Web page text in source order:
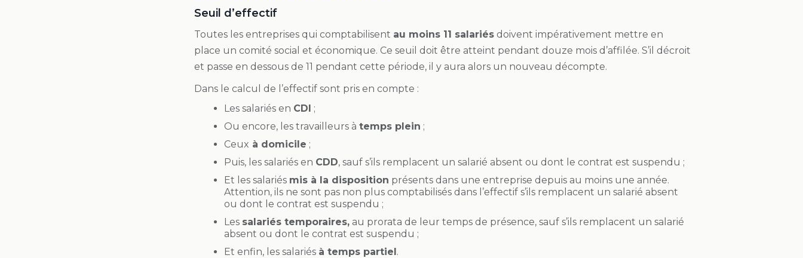
Seuil d’effectif
Toutes les entreprises qui comptabilisent au moins 11 salariés doivent impérativement mettre en
place un comité social et économique. Ce seuil doit être atteint pendant douze mois d’affilée. S’il décroit
et passe en dessous de 11 pendant cette période, il y aura alors un nouveau décompte.
Dans le calcul de l’effectif sont pris en compte :
Les salariés en CDI ;
Ou encore, les travailleurs à temps plein ;
Ceux à domicile ;
Puis, les salariés en CDD, sauf s’ils remplacent un salarié absent ou dont le contrat est suspendu ;
Et les salariés mis à la disposition présents dans une entreprise depuis au moins une année.
Attention, ils ne sont pas non plus comptabilisés dans l’effectif s’ils remplacent un salarié absent
ou dont le contrat est suspendu ;
Les salariés temporaires, au prorata de leur temps de présence, sauf s’ils remplacent un salarié
absent ou dont le contrat est suspendu ;
Et enfin, les salariés à temps partiel.